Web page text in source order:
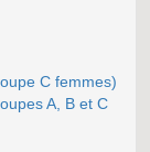
C femmes)
A, B et C